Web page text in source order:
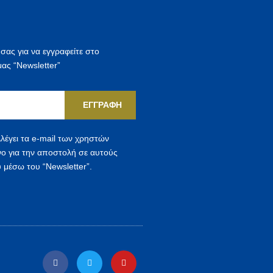
για να εγγραφείτε στο
“Newsletter”
ΕΓΓΡΑΦΉ
τα e-mail των χρηστών
για την αποστολή σε αυτούς
μέσω του “Newsletter”.
F
a
T
w
Y
o